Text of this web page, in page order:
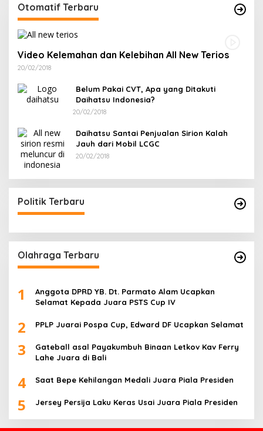
Otomatif Terbaru
Video Kelemahan dan Kelebihan All New Terios
20/02/2018
Belum Pakai CVT, Apa yang Ditakuti
Daihatsu Indonesia?
20/02/2018
Daihatsu Santai Penjualan Sirion Kalah
Jauh dari Mobil LCGC
20/02/2018
Politik Terbaru
Olahraga Terbaru
1
Anggota DPRD YB. Dt. Parmato Alam Ucapkan
Selamat Kepada Juara PSTS Cup IV
2 PPLP Juarai Pospa Cup, Edward DF Ucapkan Selamat
3
Gateball asal Payakumbuh Binaan Letkov Kav Ferry
Lahe Juara di Bali
4 Saat Bepe Kehilangan Medali Juara Piala Presiden
5 Jersey Persija Laku Keras Usai Juara Piala Presiden